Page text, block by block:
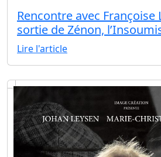
Rencontre avec Françoise
sortie de Zénon,
Lire l'article